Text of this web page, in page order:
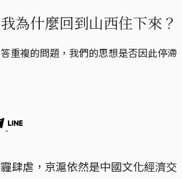
為什麼回到山西住下來？
重複的問題，我們的思想是否因此停滯
霾肆虐，京滬依然是中國文化經濟交